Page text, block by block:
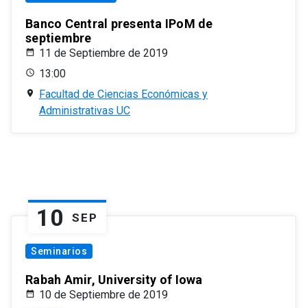
Banco Central presenta IPoM de
septiembre
11 de Septiembre de 2019
13:00
Facultad de Ciencias Económicas y
Administrativas UC
10 SEP
Seminarios
Rabah Amir, University of Iowa
10 de Septiembre de 2019